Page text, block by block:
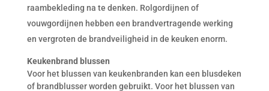
raambekleding na te denken. Rolgordijnen of
vouwgordijnen hebben een brandvertragende werking
en vergroten de brandveiligheid in de keuken enorm.
Keukenbrand blussen
Voor het blussen van keukenbranden kan een blusdeken
of brandblusser worden gebruikt. Voor het blussen van